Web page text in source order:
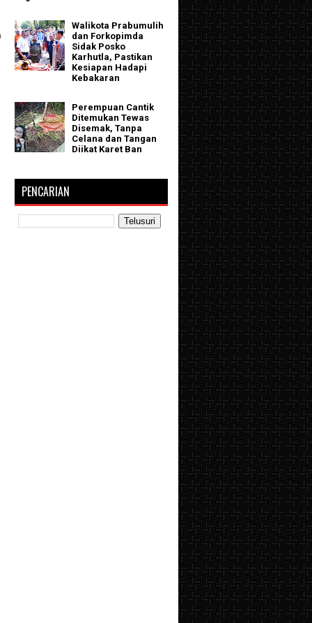
Walikota Prabumulih
dan Forkopimda
Sidak Posko
Karhutla, Pastikan
Kesiapan Hadapi
Kebakaran
Perempuan Cantik
Ditemukan Tewas
Disemak, Tanpa
Celana dan Tangan
Diikat Karet Ban
PENCARIAN